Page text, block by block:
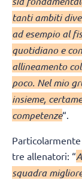
tanti ambiti
ad esempio al
quotidiano e
allineamento
poco. Nel mio
insieme,
competenze“.
tre allenatori: “
squadra